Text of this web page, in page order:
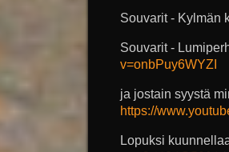
Souvarit - Kylmän
Souvarit -
v=onbPuy6WYZI
ja jostain syystä
https://
Lopuksi